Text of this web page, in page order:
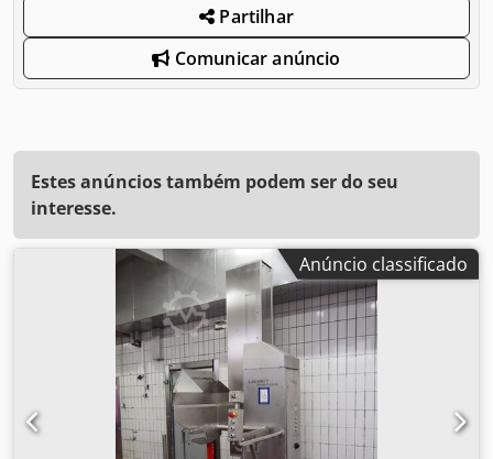
Partilhar
Comunicar anúncio
Estes anúncios também podem ser do seu
interesse.
Anúncio classificado